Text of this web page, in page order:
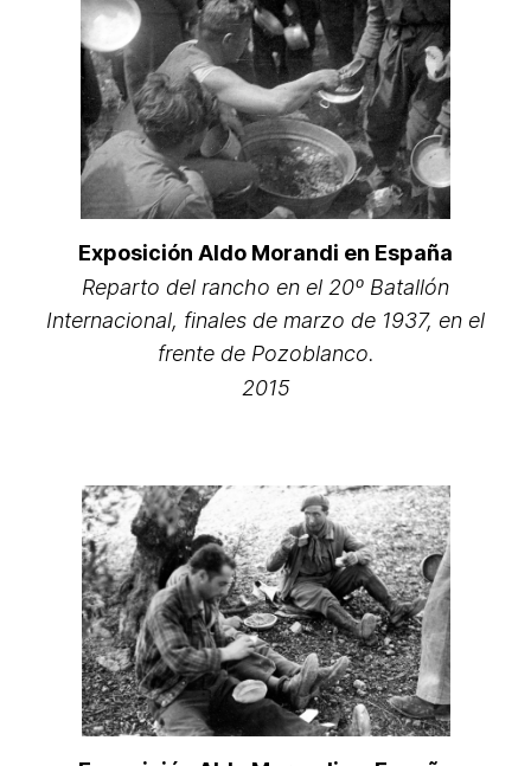
Exposición Aldo Morandi en España
Reparto del rancho en el 20º Batallón
Internacional, finales de marzo de 1937, en el
frente de Pozoblanco.
2015